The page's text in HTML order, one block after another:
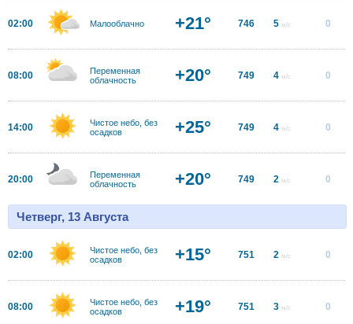
02:00 Малооблачно +21° 746 5 м/с 0
08:00
Переменная
облачность
+20° 749 4 м/с 0
14:00
Чистое небо, без
осадков
+25° 749 4 м/с 0
20:00
Переменная
облачность
+20° 749 2 м/с 0
Четверг, 13 Августа
02:00
Чистое небо, без
осадков
+15° 751 2 м/с 0
08:00
Чистое небо, без
осадков
+19° 751 3 м/с 0